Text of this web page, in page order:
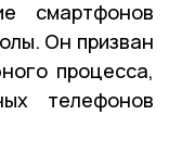
смартфонов
Он призван
процесса,
телефонов